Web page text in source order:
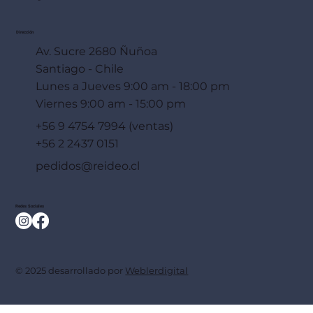
Dirección
Av. Sucre 2680 Ñuñoa
Santiago - Chile
Lunes a Jueves 9:00 am - 18:00 pm
Viernes 9:00 am - 15:00 pm
+56 9 4754 7994 (ventas)
+56 2 2437 0151
pedidos@reideo.cl
Redes Sociales
© 2025 desarrollado por Weblerdigital